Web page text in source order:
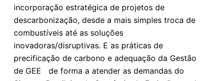
incorporação estratégica de projetos de
descarbonização, desde a mais simples troca de
combustíveis até as soluções
inovadoras/disruptivas. E as práticas de
precificação de carbono e adequação da Gestão
de GEE de forma a atender as demandas do